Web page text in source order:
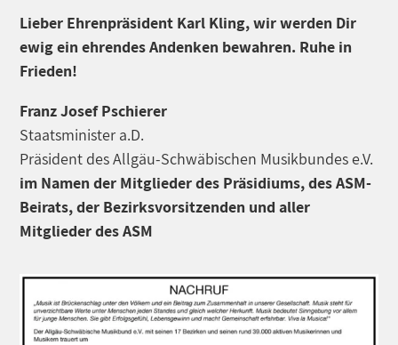
Lieber Ehrenpräsident Karl Kling, wir werden Dir
ewig ein ehrendes Andenken bewahren. Ruhe in
Frieden!
Franz Josef Pschierer
Staatsminister a.D.
Präsident des Allgäu-Schwäbischen Musikbundes e.V.
im Namen der Mitglieder des Präsidiums, des ASM-
Beirats, der Bezirksvorsitzenden und aller
Mitglieder des ASM